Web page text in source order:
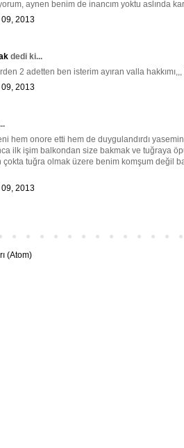
aynen benim de inancım yoktu aslında
09, 2013
dedi ki...
2 adetten ben isterim ayıran valla
09, 2013
hem onore etti hem de duygulandırdı
ilk işim balkondan size bakmak ve tuğraya
çokta tuğra olmak üzere benim komşum değil
09, 2013
(Atom)